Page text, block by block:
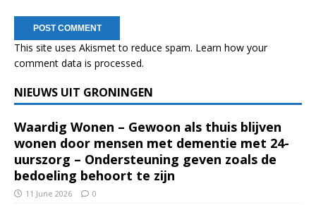
This site uses Akismet to reduce spam. Learn how your
comment data is processed.
NIEUWS UIT GRONINGEN
Waardig Wonen – Gewoon als thuis blijven
wonen door mensen met dementie met 24-
uurszorg – Ondersteuning geven zoals de
bedoeling behoort te zijn
11 June 2026 0